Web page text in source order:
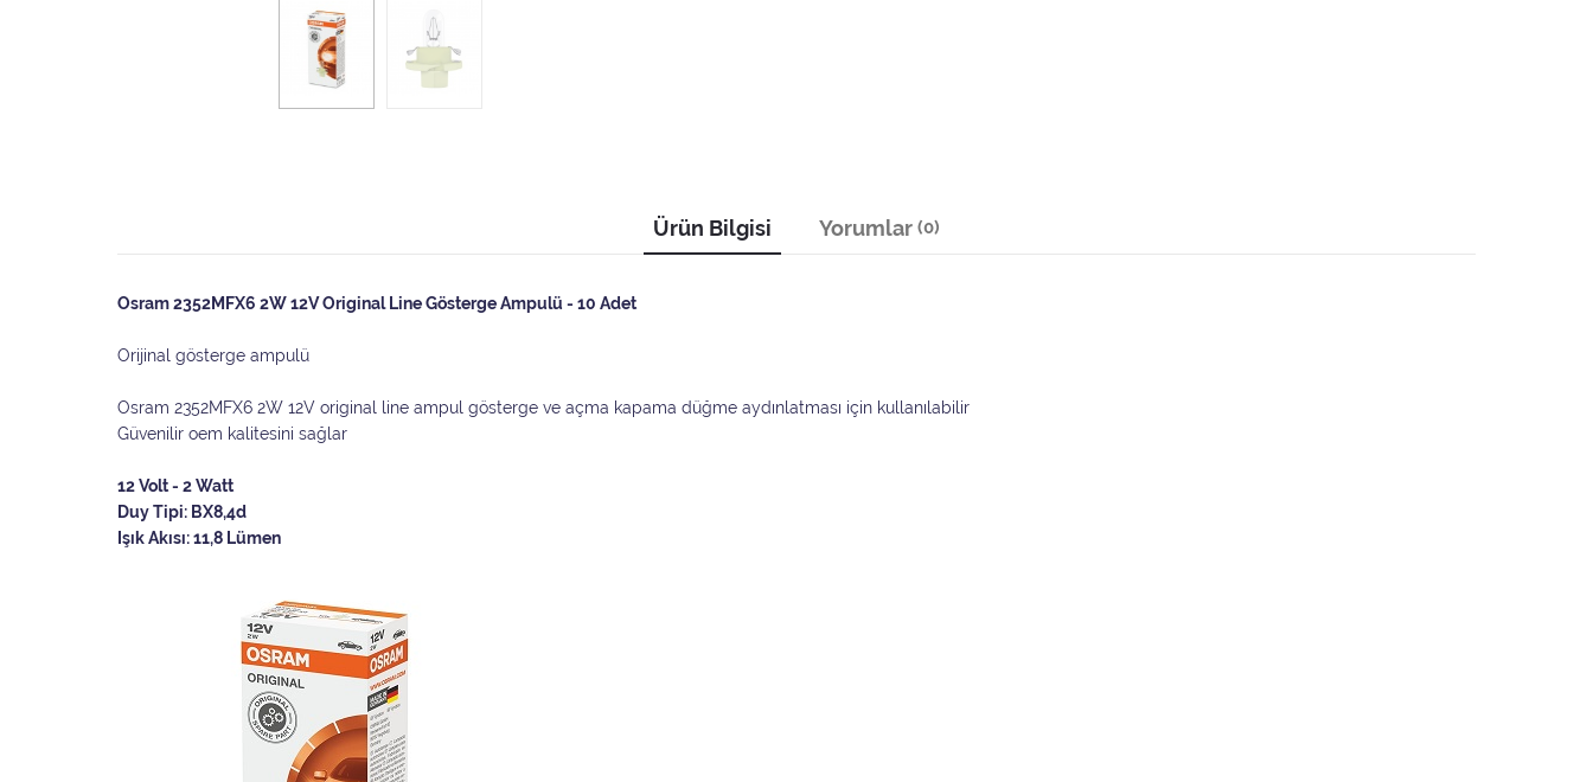
Ürün Bilgisi Yorumlar (0)
Osram 2352MFX6 2W 12V Original Line Gösterge Ampulü - 10 Adet
Orijinal gösterge ampulü
Osram 2352MFX6 2W 12V original line ampul gösterge ve açma kapama düğme aydınlatması için kullanılabilir
Güvenilir oem kalitesini sağlar
12 Volt - 2 Watt
Duy Tipi: BX8,4d
Işık Akısı: 11,8 Lümen